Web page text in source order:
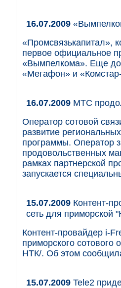
16.07.2009
«Промсвязькапитал»,
первое официальное
«Вымпелкома». Еще до
«Мегафон» и
16.07.2009 МТС
Оператор сотовой
развитие
программы. Оператор
продовольственных
рамках партнерской
запускается
15.07.2009 Контент-
сеть для приморской
Контент-провайдер i-
приморского
НТК/. Об этом
15.07.2009 Tele2